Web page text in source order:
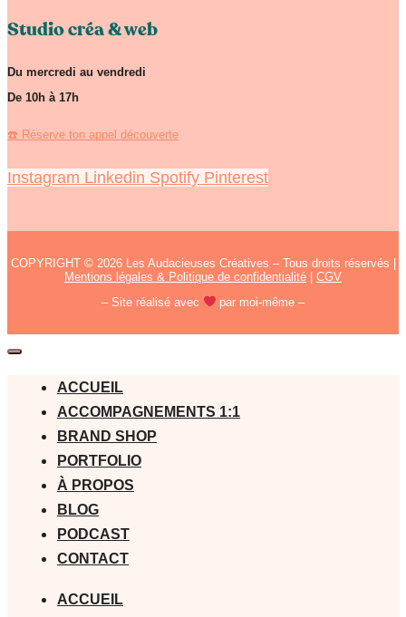
Studio créa & web
Du mercredi au vendredi
De 10h à 17h
☎️ Réserve ton appel découverte
Instagram Linkedin Spotify Pinterest
COPYRIGHT © 2026 Les Audacieuses Créatives – Tous droits réservés |
Mentions légales & Politique de confidentialité
CGV
– Site réalisé avec
par moi-même –
ACCUEIL
ACCOMPAGNEMENTS 1:1
BRAND SHOP
PORTFOLIO
À PROPOS
BLOG
PODCAST
CONTACT
ACCUEIL